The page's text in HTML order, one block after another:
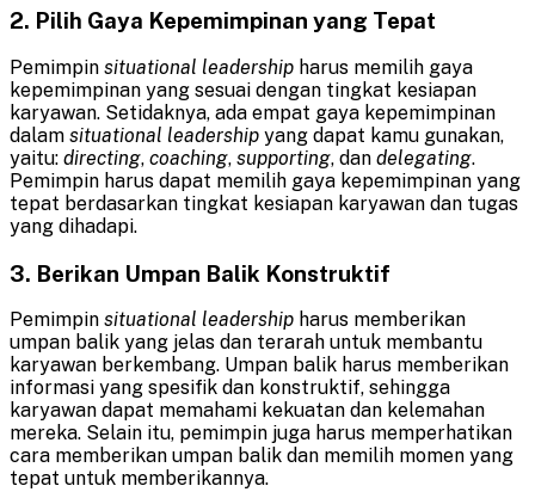
2. Pilih Gaya Kepemimpinan yang Tepat
Pemimpin situational leadership harus memilih gaya
kepemimpinan yang sesuai dengan tingkat kesiapan
karyawan. Setidaknya, ada empat gaya kepemimpinan
dalam situational leadership yang dapat kamu gunakan,
yaitu: directing, coaching, supporting, dan delegating.
Pemimpin harus dapat memilih gaya kepemimpinan yang
tepat berdasarkan tingkat kesiapan karyawan dan tugas
yang dihadapi.
3. Berikan Umpan Balik Konstruktif
Pemimpin situational leadership harus memberikan
umpan balik yang jelas dan terarah untuk membantu
karyawan berkembang. Umpan balik harus memberikan
informasi yang spesifik dan konstruktif, sehingga
karyawan dapat memahami kekuatan dan kelemahan
mereka. Selain itu, pemimpin juga harus memperhatikan
cara memberikan umpan balik dan memilih momen yang
tepat untuk memberikannya.